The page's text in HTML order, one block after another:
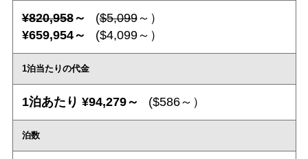
¥820,958～ ($5,099～）
¥659,954～
($4,099～）
1泊当たりの代金
1泊あたり ¥94,279～ ($586～）
泊数